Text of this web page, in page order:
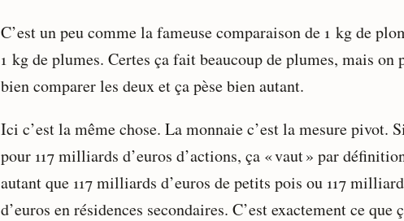
C’est un peu comme la fameuse comparaison de 1 kg de
1 kg de plumes. Certes ça fait beaucoup de plumes, mais on
bien comparer les deux et ça pèse bien autant.
Ici c’est la même chose. La monnaie c’est la mesure pivot.
pour 117 milliards d’euros d’actions, ça « vaut » par
autant que 117 milliards d’euros de petits pois ou 117
d’euros en résidences secondaires. C’est exactement ce que